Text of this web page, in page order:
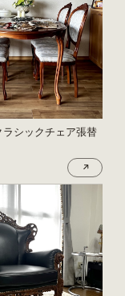
ラシックチェア張替